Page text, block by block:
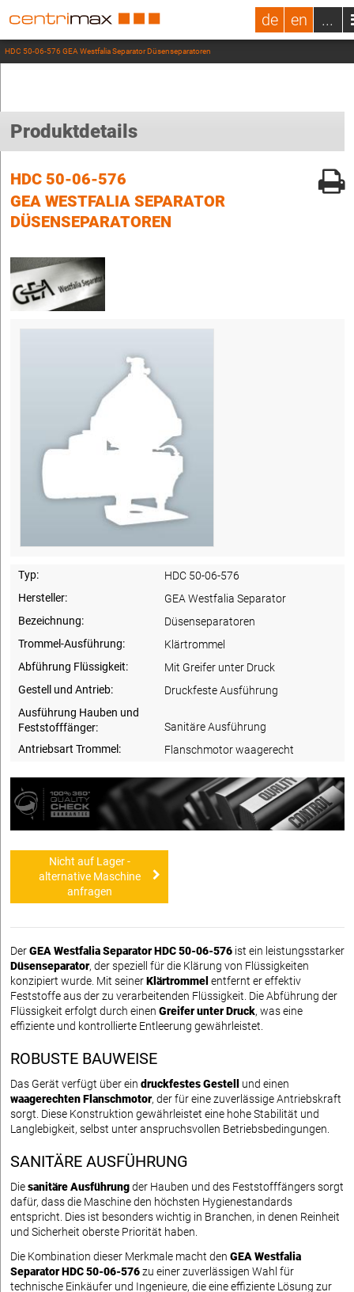
de en ...
HDC 50-06-576 GEA Westfalia Separator Düsenseparatoren
Produktdetails
HDC 50-06-576
GEA WESTFALIA SEPARATOR
DÜSENSEPARATOREN
Typ:
HDC 50-06-576
Hersteller:
GEA Westfalia Separator
Bezeichnung:
Düsenseparatoren
Trommel-Ausführung:
Klärtrommel
Abführung Flüssigkeit:
Mit Greifer unter Druck
Gestell und Antrieb:
Druckfeste Ausführung
Ausführung Hauben und
Feststofffänger:
Sanitäre Ausführung
Antriebsart Trommel:
Flanschmotor waagerecht
Nicht auf Lager -
alternative Maschine
anfragen
DerGEA Westfalia Separator HDC 50-06-576 ist ein leistungsstarker
Düsenseparator, der speziell für die Klärung von Flüssigkeiten
konzipiert wurde. Mit seinerKlärtrommel entfernt er effektiv
Feststoffe aus der zu verarbeitenden Flüssigkeit. Die Abführung der
Flüssigkeit erfolgt durch einen Greifer unter Druck, was eine
effiziente und kontrollierte Entleerung gewährleistet.
ROBUSTE BAUWEISE
Das Gerät verfügt über ein druckfestes Gestell
und einen
waagerechten Flanschmotor, der für eine zuverlässige Antriebskraft
sorgt. Diese Konstruktion gewährleistet eine hohe Stabilität und
Langlebigkeit, selbst unter anspruchsvollen Betriebsbedingungen.
SANITÄRE AUSFÜHRUNG
Diesanitäre Ausführungder Hauben und des Feststofffängers sorgt
dafür, dass die Maschine den höchsten Hygienestandards
entspricht. Dies ist besonders wichtig in Branchen, in denen Reinheit
und Sicherheit oberste Priorität haben.
Die Kombination dieser Merkmale macht den GEA Westfalia
Separator HDC 50-06-576zu einer zuverlässigen Wahl für
technische Einkäufer und Ingenieure, die eine effiziente Lösung zur